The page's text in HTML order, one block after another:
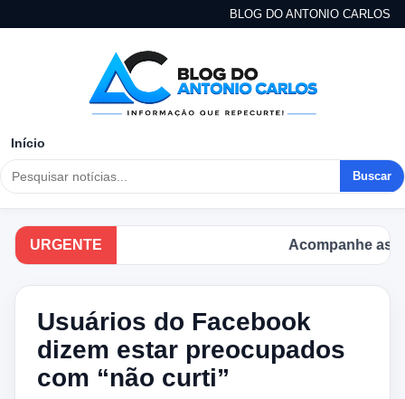
BLOG DO ANTONIO CARLOS
Início
Buscar
URGENTE Acompanhe as
Usuários do Facebook
dizem estar preocupados
com “não curti”